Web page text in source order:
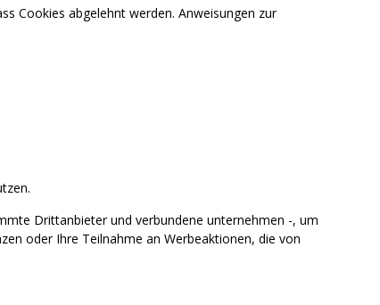
Cookies abgelehnt werden. Anweisungen zur
Drittanbieter und verbundene unternehmen -, um
oder Ihre Teilnahme an Werbeaktionen, die von